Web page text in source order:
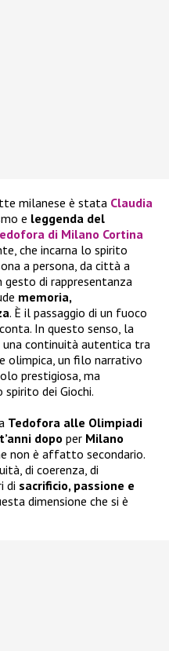
milanese è stata Claudia
e leggenda del
di Milano Cortina
che incarna lo spirito
a persona, da città a
gesto di rappresentanza
memoria,
. È il passaggio di un fuoco
In questo senso, la
una continuità autentica tra
olimpica, un filo narrativo
prestigiosa, ma
dei Giochi.
Tedofora alle Olimpiadi
dopo per Milano
non è affatto secondario.
di coerenza, di
di sacrificio, passione e
dimensione che si è